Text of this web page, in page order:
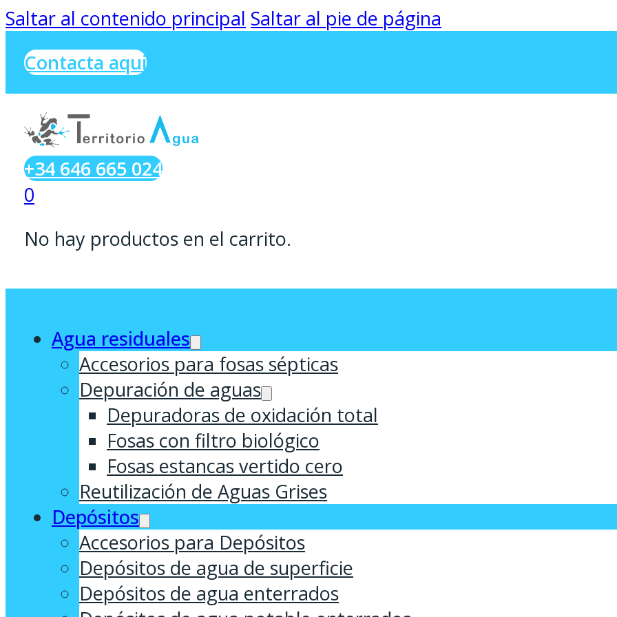
Saltar al contenido principal Saltar al pie de página
Contacta aqui
+34 646 665 024
0
No hay productos en el carrito.
Agua residuales
Accesorios para fosas sépticas
Depuración de aguas
Depuradoras de oxidación total
Fosas con filtro biológico
Fosas estancas vertido cero
Reutilización de Aguas Grises
Depósitos
Accesorios para Depósitos
Depósitos de agua de superficie
Depósitos de agua enterrados